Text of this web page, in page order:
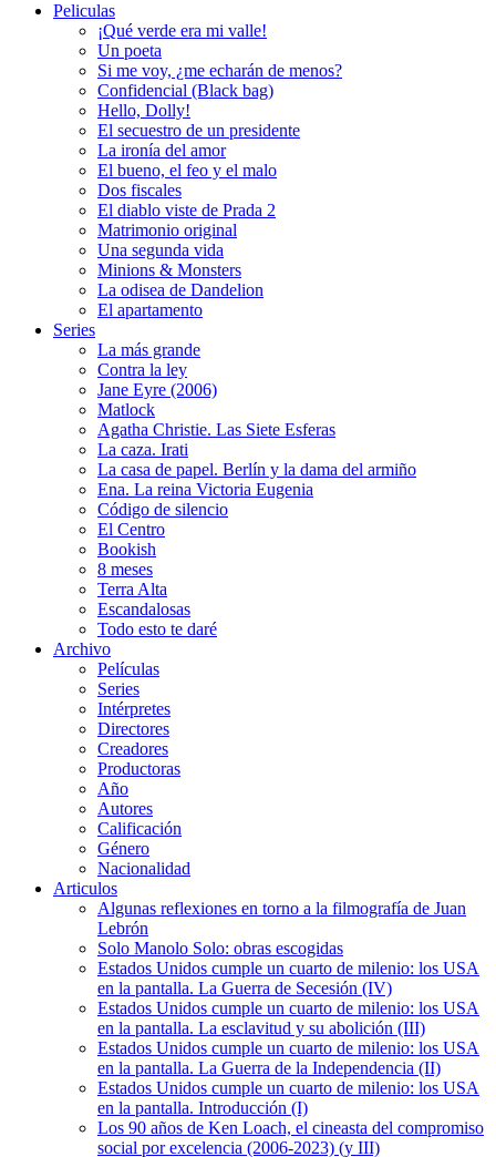
Peliculas
¡Qué verde era mi valle!
Un poeta
Si me voy, ¿me echarán de menos?
Confidencial (Black bag)
Hello, Dolly!
El secuestro de un presidente
La ironía del amor
El bueno, el feo y el malo
Dos fiscales
El diablo viste de Prada 2
Matrimonio original
Una segunda vida
Minions & Monsters
La odisea de Dandelion
El apartamento
Series
La más grande
Contra la ley
Jane Eyre (2006)
Matlock
Agatha Christie. Las Siete Esferas
La caza. Irati
La casa de papel. Berlín y la dama del armiño
Ena. La reina Victoria Eugenia
Código de silencio
El Centro
Bookish
8 meses
Terra Alta
Escandalosas
Todo esto te daré
Archivo
Películas
Series
Intérpretes
Directores
Creadores
Productoras
Año
Autores
Calificación
Género
Nacionalidad
Articulos
Algunas reflexiones en torno a la filmografía de Juan
Lebrón
Solo Manolo Solo: obras escogidas
Estados Unidos cumple un cuarto de milenio: los USA
en la pantalla. La Guerra de Secesión (IV)
Estados Unidos cumple un cuarto de milenio: los USA
en la pantalla. La esclavitud y su abolición (III)
Estados Unidos cumple un cuarto de milenio: los USA
en la pantalla. La Guerra de la Independencia (II)
Estados Unidos cumple un cuarto de milenio: los USA
en la pantalla. Introducción (I)
Los 90 años de Ken Loach, el cineasta del compromiso
social por excelencia (2006-2023) (y III)